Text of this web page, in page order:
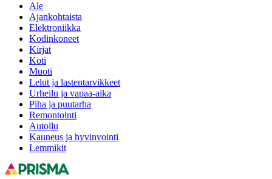
Ale
Ajankohtaista
Elektroniikka
Kodinkoneet
Kirjat
Koti
Muoti
Lelut ja lastentarvikkeet
Urheilu ja vapaa-aika
Piha ja puutarha
Remontointi
Autoilu
Kauneus ja hyvinvointi
Lemmikit